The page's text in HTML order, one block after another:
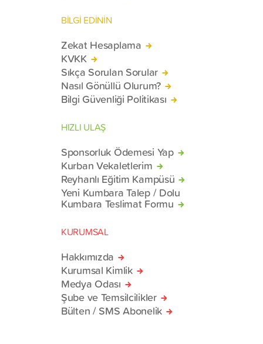
BİLGİ EDİNİN
Zekat Hesaplama
KVKK
Sıkça Sorulan Sorular
Nasıl Gönüllü Olurum?
Bilgi Güvenliği Politikası
HIZLI ULAŞ
Sponsorluk Ödemesi Yap
Kurban Vekaletlerim
Reyhanlı Eğitim Kampüsü
Yeni Kumbara Talep / Dolu
Kumbara Teslimat Formu
KURUMSAL
Hakkımızda
Kurumsal Kimlik
Medya Odası
Şube ve Temsilcilikler
Bülten / SMS Abonelik